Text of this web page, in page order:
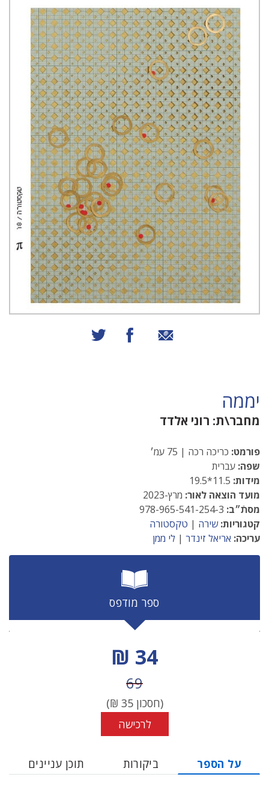
שיתוף באמצעות אימייל
שיתוף בפייסבוק
יממה
מחבר\ת: רוני אלדד
פורמט: כריכה רכה | 75 עמ׳
שפה: עברית
מידות:
מועד הוצאה לאור: מרץ-2023
מסתֿ״ב:
קטגוריות: שירה | טקסטורה
עריכה: אריאל זינדר | לי ממן
ספר מודפס
מחיר הנחה
34 ₪
מחיר לפני הנחה
69
(חסכון35
₪)
לרכישה
על הספר ביקורות תוכן עניינים